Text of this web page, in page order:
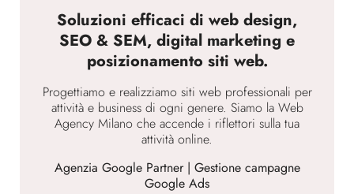
Soluzioni efficaci di web design,
SEO & SEM, digital marketing e
posizionamento siti web.
Progettiamo e realizziamo siti web professionali per
attività e business di ogni genere. Siamo la Web
Agency Milano che accende i riflettori sulla tua
attività online.
Agenzia Google Partner | Gestione campagne
Google Ads